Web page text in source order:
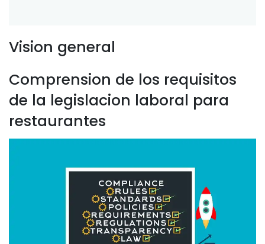
Vision general
Comprension de los requisitos
de la legislacion laboral para
restaurantes